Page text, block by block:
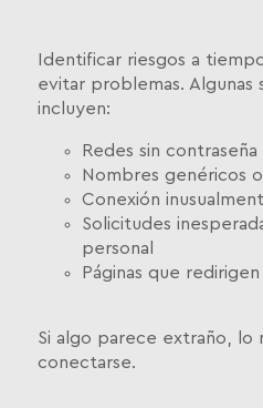
Identificar riesgos a
evitar problemas. Algunas
incluyen:
Redes sin contraseña
Nombres genéricos
Conexión
Solicitudes
personal
Páginas que
Si algo parece extraño, lo
conectarse.